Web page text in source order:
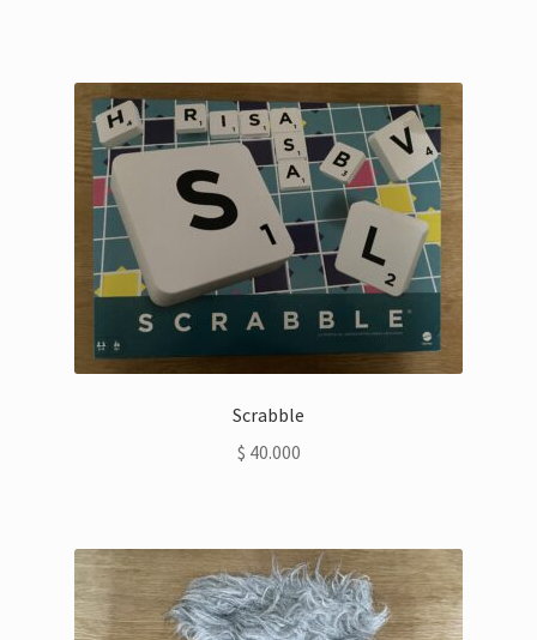
Scrabble
$ 40.000